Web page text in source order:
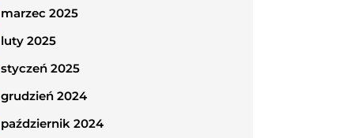
marzec 2025
luty 2025
styczeń 2025
grudzień 2024
październik 2024